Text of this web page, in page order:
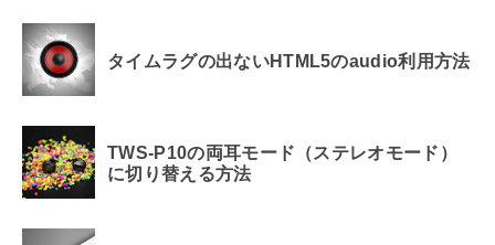
タイムラグの出ないHTML5のaudio利用方法
TWS-P10の両耳モード（ステレオモード）
に切り替える方法